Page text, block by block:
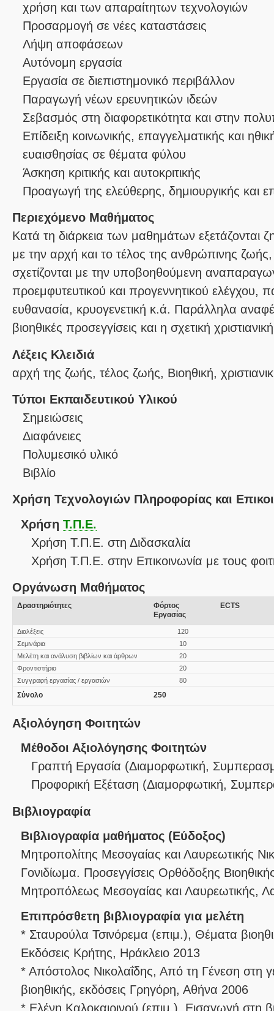
χρήση και των απαραίτητων τεχνολογιών
Προσαρμογή σε νέες καταστάσεις
Λήψη αποφάσεων
Αυτόνομη εργασία
Εργασία σε διεπιστημονικό περιβάλλον
Παραγωγή νέων ερευνητικών ιδεών
Σεβασμός στη διαφορετικότητα και στην
Επίδειξη κοινωνικής, επαγγελματικής και
ευαισθησίας σε θέματα φύλου
Άσκηση κριτικής και αυτοκριτικής
Προαγωγή της ελεύθερης, δημιουργικής και
Περιεχόμενο Μαθήματος
Κατά τη διάρκεια των μαθημάτων εξετάζονται
με την αρχή και το τέλος της ανθρώπινης
σχετίζονται με την υποβοηθούμενη
προεμφυτευτικού και προγεννητικού ελέγχου,
ευθανασία, κρυογενετική κ.ά. Παράλληλα
βιοηθικές προσεγγίσεις και η σχετική
Λέξεις Κλειδιά
αρχή της ζωής, τέλος ζωής, Βιοηθική,
Τύποι Εκπαιδευτικού Υλικού
Σημειώσεις
Διαφάνειες
Πολυμεσικό υλικό
Βιβλίο
Χρήση Τεχνολογιών Πληροφορίας και
Χρήση Τ.Π.Ε.
Χρήση Τ.Π.Ε. στη Διδασκαλία
Χρήση Τ.Π.Ε. στην Επικοινωνία με τους
Οργάνωση Μαθήματος
Δραστηριότητες
Φόρτος
Εργασίας
ECTS
Διαλέξεις
120
Σεμινάρια
10
Μελέτη και ανάλυση βιβλίων και άρθρων
20
Φροντιστήριο
20
Συγγραφή εργασίας / εργασιών
80
Σύνολο 250
Αξιολόγηση Φοιτητών
Μέθοδοι Αξιολόγησης Φοιτητών
Γραπτή Εργασία (Διαμορφωτική,
Προφορική Εξέταση (Διαμορφωτική,
Βιβλιογραφία
Βιβλιογραφία μαθήματος (Εύδοξος)
Μητροπολίτης Μεσογαίας και Λαυρεωτικής
Γονιδίωμα. Προσεγγίσεις Ορθόδοξης
Μητροπόλεως Μεσογαίας και Λαυρεωτικής,
Επιπρόσθετη βιβλιογραφία για μελέτη
* Σταυρούλα Τσινόρεμα (επιμ.), Θέματα
Εκδόσεις Κρήτης, Ηράκλειο 2013
* Απόστολος Νικολαΐδης, Από τη Γένεση στη
βιοηθικής, εκδόσεις Γρηγόρη, Αθήνα 2006
* Ελένη Καλοκαιρινού (επιμ.), Εισαγωγή στη